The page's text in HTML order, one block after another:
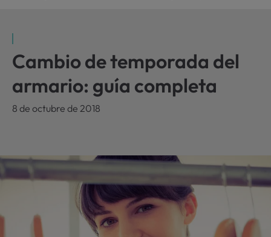
Cambio de temporada del
armario: guía completa
8 de octubre de 2018